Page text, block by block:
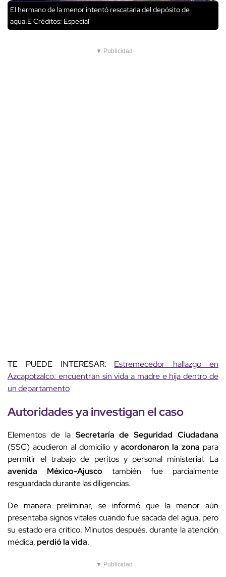
El hermano de la menor intentó rescatarla del depósito de
agua.ECréditos: Especial
▼ Publicidad
TE PUEDE INTERESAR: Estremecedor hallazgo en
Azcapotzalco: encuentran sin vida a madre e hija dentro de
un departamento
Autoridades ya investigan el caso
Elementos de la Secretaría de Seguridad Ciudadana
(SSC) acudieron al domicilio y acordonaron la zona para
permitir el trabajo de peritos y personal ministerial. La
avenida México-Ajusco también fue parcialmente
resguardada durante las diligencias.
De manera preliminar, se informó que la menor aún
presentaba signos vitales cuando fue sacada del agua, pero
su estado era crítico. Minutos después, durante la atención
médica,perdió la vida.
▼ Publicidad